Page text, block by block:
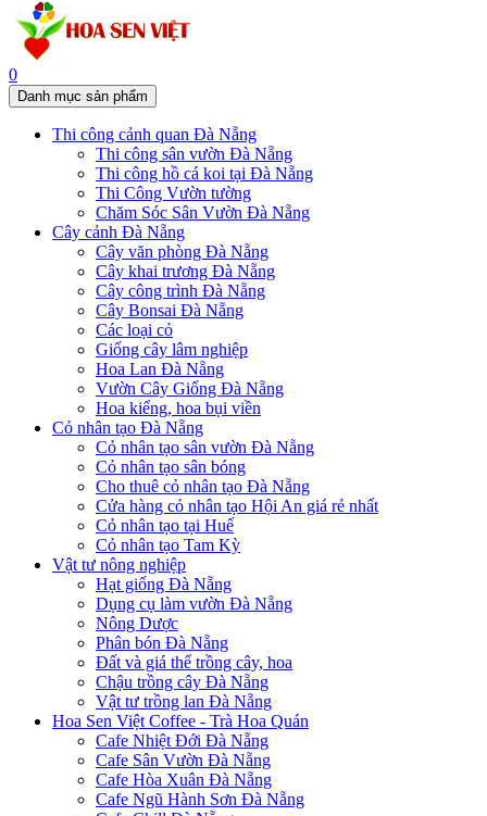
0
Danh mục sản phẩm
Thi công cảnh quan Đà Nẵng
Thi công sân vườn Đà Nẵng
Thi công hồ cá koi tại Đà Nẵng
Thi Công Vườn tường
Chăm Sóc Sân Vườn Đà Nẵng
Cây cảnh Đà Nẵng
Cây văn phòng Đà Nẵng
Cây khai trương Đà Nẵng
Cây công trình Đà Nẵng
Cây Bonsai Đà Nẵng
Các loại cỏ
Giống cây lâm nghiệp
Hoa Lan Đà Nẵng
Vườn Cây Giống Đà Nẵng
Hoa kiểng, hoa bụi viền
Cỏ nhân tạo Đà Nẵng
Cỏ nhân tạo sân vườn Đà Nẵng
Cỏ nhân tạo sân bóng
Cho thuê cỏ nhân tạo Đà Nẵng
Cửa hàng cỏ nhân tạo Hội An giá rẻ nhất
Cỏ nhân tạo tại Huế
Cỏ nhân tạo Tam Kỳ
Vật tư nông nghiệp
Hạt giống Đà Nẵng
Dụng cụ làm vườn Đà Nẵng
Nông Dược
Phân bón Đà Nẵng
Đất và giá thể trồng cây, hoa
Chậu trồng cây Đà Nẵng
Vật tư trồng lan Đà Nẵng
Hoa Sen Việt Coffee - Trà Hoa Quán
Cafe Nhiệt Đới Đà Nẵng
Cafe Sân Vườn Đà Nẵng
Cafe Hòa Xuân Đà Nẵng
Cafe Ngũ Hành Sơn Đà Nẵng